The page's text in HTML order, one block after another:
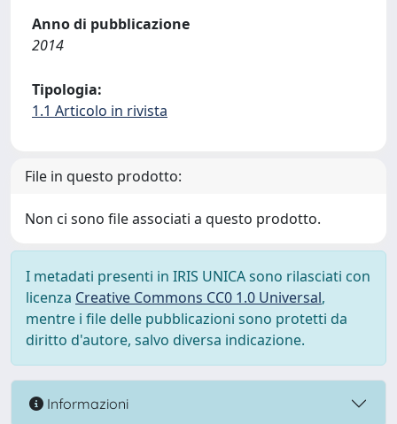
Anno di pubblicazione
2014
Tipologia:
1.1 Articolo in rivista
File in questo prodotto:
Non ci sono file associati a questo prodotto.
I metadati presenti in IRIS UNICA sono rilasciati con
licenza Creative Commons CC0 1.0 Universal,
mentre i file delle pubblicazioni sono protetti da
diritto d'autore, salvo diversa indicazione.
Informazioni